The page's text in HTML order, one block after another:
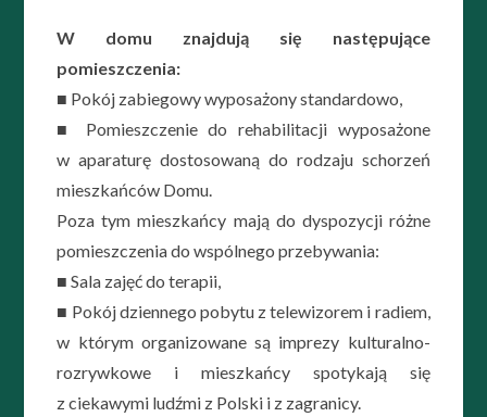
W domu znajdują się następujące
pomieszczenia:
■ Pokój zabiegowy wyposażony standardowo,
■ Pomieszczenie do rehabilitacji wyposażone
w aparaturę dostosowaną do rodzaju schorzeń
mieszkańców Domu.
Poza tym mieszkańcy mają do dyspozycji różne
pomieszczenia do wspólnego przebywania:
■ Sala zajęć do terapii,
■ Pokój dziennego pobytu z telewizorem i radiem,
w którym organizowane są imprezy kulturalno-
rozrywkowe i mieszkańcy spotykają się
z ciekawymi ludźmi z Polski i z zagranicy.